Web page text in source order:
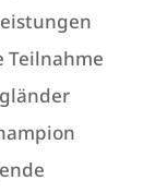
Teilnahme